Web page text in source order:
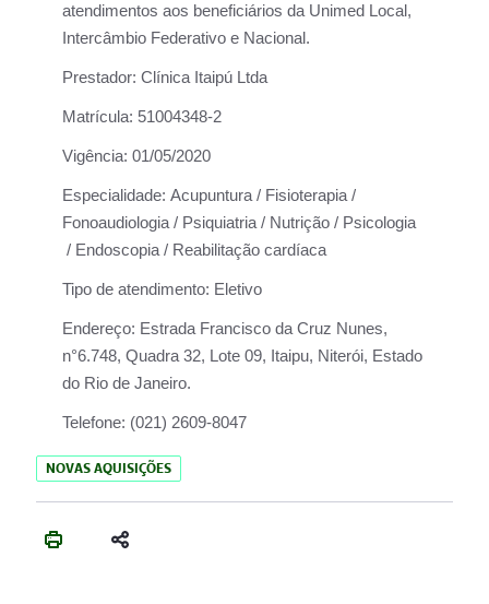
atendimentos aos beneficiários da Unimed Local,
Intercâmbio Federativo e Nacional.
Prestador: Clínica Itaipú Ltda
Matrícula: 51004348-2
Vigência: 01/05/2020
Especialidade: Acupuntura / Fisioterapia /
Fonoaudiologia / Psiquiatria / Nutrição / Psicologia
/ Endoscopia / Reabilitação cardíaca
Tipo de atendimento: Eletivo
Endereço: Estrada Francisco da Cruz Nunes,
n°6.748, Quadra 32, Lote 09, Itaipu, Niterói, Estado
do Rio de Janeiro.
Telefone: (021) 2609-8047
NOVAS AQUISIÇÕES